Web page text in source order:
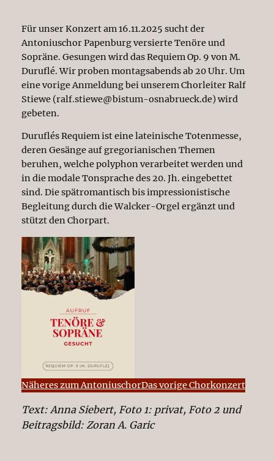
Für unser Konzert am 16.11.2025 sucht der
Antoniuschor Papenburg versierte Tenöre und
Sopräne. Gesungen wird das Requiem Op. 9 von M.
Duruflé. Wir proben montagsabends ab 20 Uhr. Um
eine vorige Anmeldung bei unserem Chorleiter Ralf
Stiewe (ralf.stiewe@bistum-osnabrueck.de) wird
gebeten.
Duruflés Requiem ist eine lateinische Totenmesse,
deren Gesänge auf gregorianischen Themen
beruhen, welche polyphon verarbeitet werden und
in die modale Tonsprache des 20. Jh. eingebettet
sind. Die spätromantisch bis impressionistische
Begleitung durch die Walcker-Orgel ergänzt und
stützt den Chorpart.
Näheres zum AntoniuschorDas vorige Chorkonzert
Text: Anna Siebert, Foto 1: privat, Foto 2 und
Beitragsbild: Zoran A. Garic